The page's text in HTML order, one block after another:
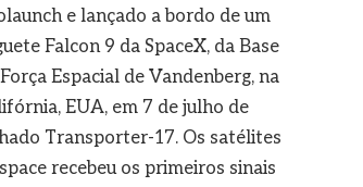
e lançado a bordo de um
Falcon 9 da SpaceX, da Base
Espacial de Vandenberg, na
EUA, em 7 de julho de
Transporter-17. Os satélites
recebeu os primeiros sinais